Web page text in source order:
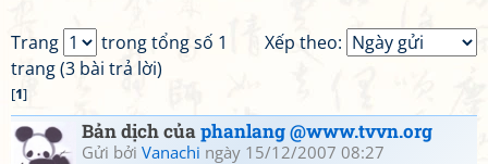
Xếp theo:
Trang
trong tổng số 1
trang (3 bài trả lời)
[1]
Bản dịch củaphanlang @www.tvvn.org
Gửi bởi Vanachi ngày 15/12/2007 08:27